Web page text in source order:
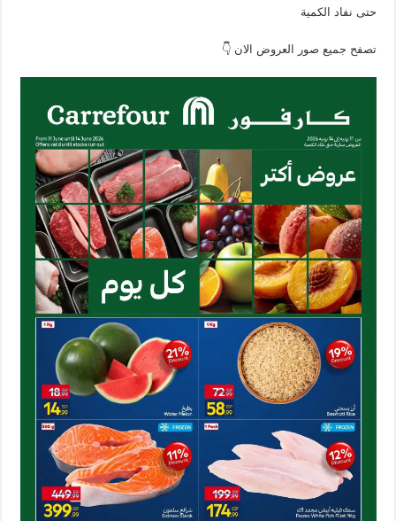
حتى نفاد الكمية
تصفح جميع صور العروض الان 👇